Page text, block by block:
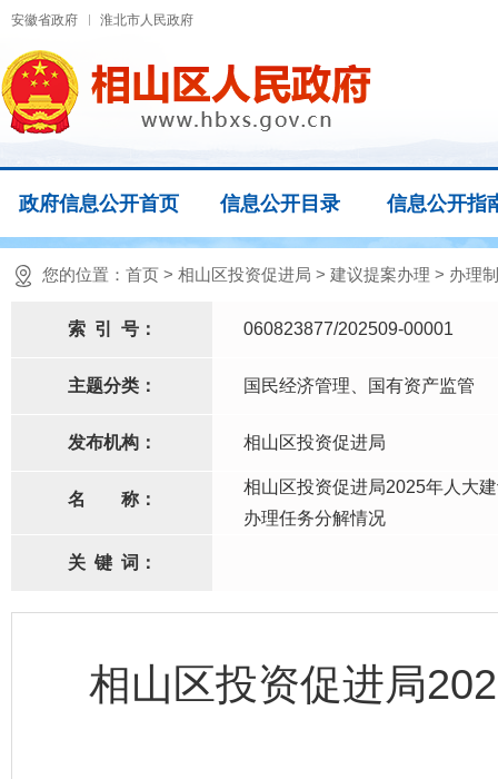
安徽省政府 淮北市人民政府
政府信息公开首页 信息公开目录 信息公开指
您的位置： 首页 > 相山区投资促进局 > 建议提案办理 > 办理
索 引 号： 060823877/202509-00001
主题分类： 国民经济管理、国有资产监管
发布机构： 相山区投资促进局
名 称：
相山区投资促进局2025年人大
办理任务分解情况
关 键 词：
相山区投资促进局